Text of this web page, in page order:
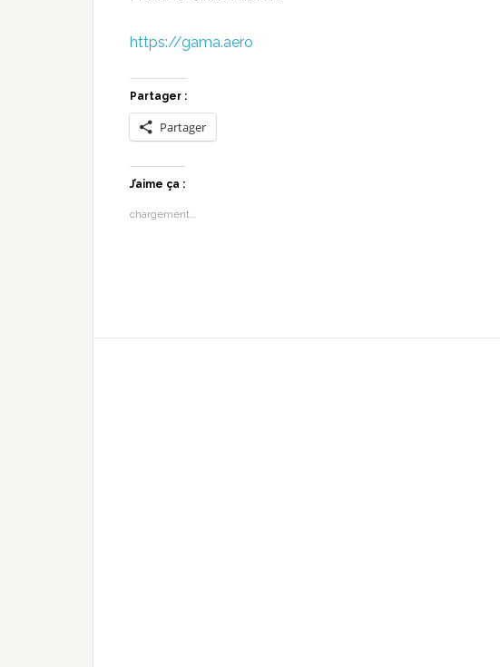
https://gama.aero
Partager :
Partager
J’aime ça :
chargement…